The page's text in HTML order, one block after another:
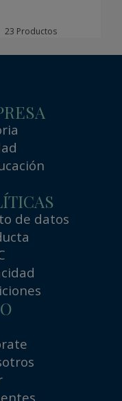
23 Productos
de datos